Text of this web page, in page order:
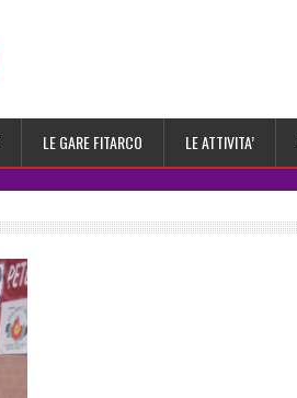
LE GARE FITARCO LE ATTIVITA’